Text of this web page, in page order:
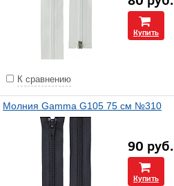
Купить
К сравнению
Молния Gamma G105 75 см №310
90 руб.
Купить